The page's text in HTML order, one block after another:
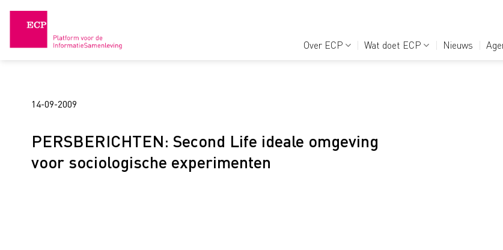
Over ECP Wat doet ECP Nieuws
14-09-2009
PERSBERICHTEN: Second Life ideale omgeving
voor sociologische experimenten